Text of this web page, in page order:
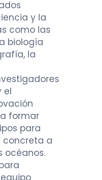
y la
como las
biología
la
el
formar
para
concreta a
océanos.